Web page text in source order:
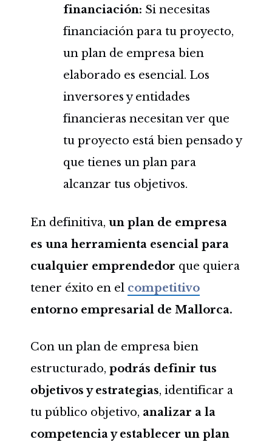
financiación: Si necesitas
financiación para tu proyecto,
un plan de empresa bien
elaborado es esencial. Los
inversores y entidades
financieras necesitan ver que
tu proyecto está bien pensado y
que tienes un plan para
alcanzar tus objetivos.
En definitiva, un plan de empresa
es una herramienta esencial para
cualquier emprendedor que quiera
tener éxito en el competitivo
entorno empresarial de Mallorca.
Con un plan de empresa bien
estructurado, podrás definir tus
objetivos y estrategias, identificar a
tu público objetivo, analizar a la
competencia y establecer un plan